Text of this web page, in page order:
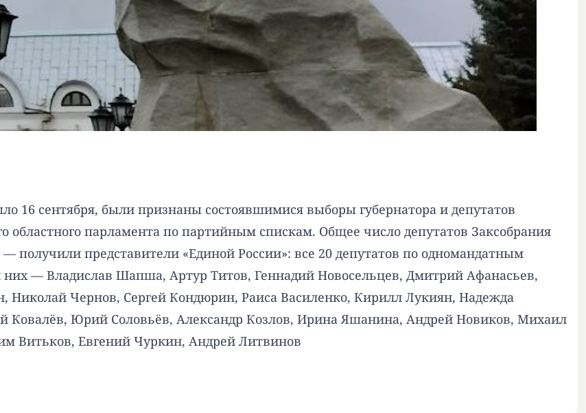
16 сентября, были признаны состоявшимися выборы губернатора и депутатов
областного парламента по партийным спискам. Общее число депутатов Заксобрания
получили представители «Единой России»: все 20 депутатов по одномандатным
— Владислав Шапша, Артур Титов, Геннадий Новосельцев, Дмитрий Афанасьев,
Николай Чернов, Сергей Кондюрин, Раиса Василенко, Кирилл Лукиян, Надежда
Ковалёв, Юрий Соловьёв, Александр Козлов, Ирина Яшанина, Андрей Новиков, Михаил
Витьков, Евгений Чуркин, Андрей Литвинов